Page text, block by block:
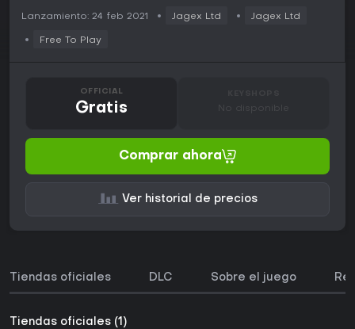
Lanzamiento: 24 feb 2021 Jagex Ltd Jagex Ltd
Free To Play
OFFICIAL
Gratis No disponible
Comprar ahora
Ver historial de precios
Tiendas oficiales DLC Sobre el juego
Tiendas oficiales (1)